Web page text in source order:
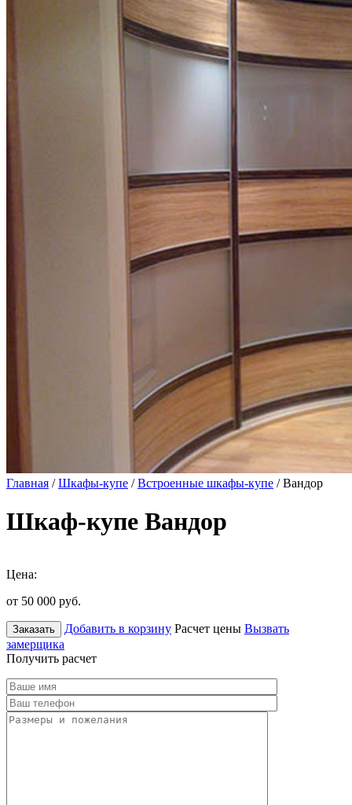
Главная /Шкафы-купе /Встроенные шкафы-купе / Вандор
Шкаф-купе Вандор
Цена:
от 50 000 руб.
Заказать Добавить в корзину Расчет цены Вызвать
замерщика
Получить расчет